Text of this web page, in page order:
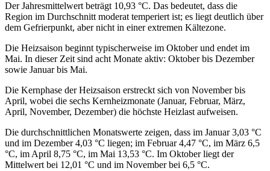
Der Jahresmittelwert beträgt 10,93 °C. Das bedeutet, dass die
Region im Durchschnitt moderat temperiert ist; es liegt deutlich über
dem Gefrierpunkt, aber nicht in einer extremen Kältezone.
Die Heizsaison beginnt typischerweise im Oktober und endet im
Mai. In dieser Zeit sind acht Monate aktiv: Oktober bis Dezember
sowie Januar bis Mai.
Die Kernphase der Heizsaison erstreckt sich von November bis
April, wobei die sechs Kernheizmonate (Januar, Februar, März,
April, November, Dezember) die höchste Heizlast aufweisen.
Die durchschnittlichen Monatswerte zeigen, dass im Januar 3,03 °C
und im Dezember 4,03 °C liegen; im Februar 4,47 °C, im März 6,5
°C, im April 8,75 °C, im Mai 13,53 °C. Im Oktober liegt der
Mittelwert bei 12,01 °C und im November bei 6,5 °C.